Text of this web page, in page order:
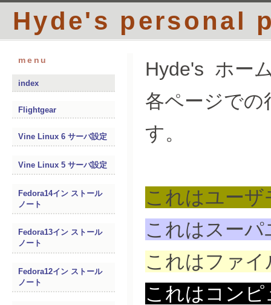
Hyde's personal
menu
index
Flightgear
Vine Linux 6 サーバ設定
Vine Linux 5 サーバ設定
Fedora14イン ストール
ノート
Fedora13イン ストール
ノート
Fedora12イン ストール
ノート
Hyde's ホー
各ページでの
す。
これはユー
これはスー
これはファ
これはコン